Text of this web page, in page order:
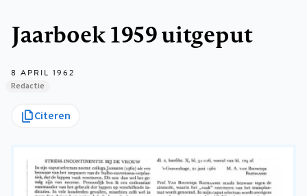
Jaarboek 1959 uitgeput
8 APRIL 1962
Redactie
Citeren